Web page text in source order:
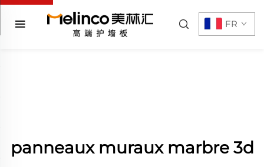
FR
panneaux muraux marbre 3d